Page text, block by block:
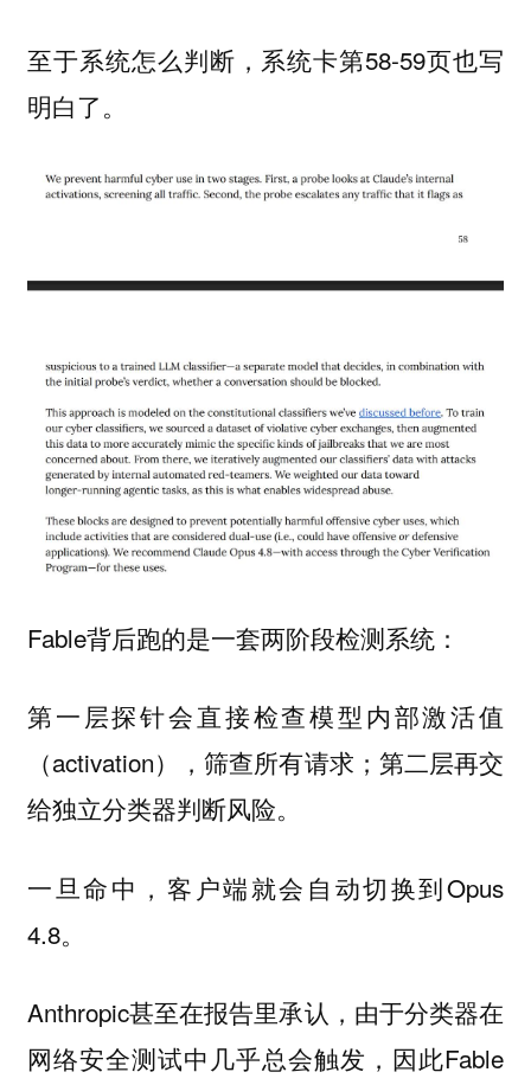
至于系统怎么判断，系统卡第58-59页也写
明白了。
Fable背后跑的是一套两阶段检测系统：
第一层探针会直接检查模型内部激活值
（activation），筛查所有请求；第二层再交
给独立分类器判断风险。
一旦命中，客户端就会自动切换到Opus
4.8。
Anthropic甚至在报告里承认，由于分类器在
网络安全测试中几乎总会触发，因此Fable